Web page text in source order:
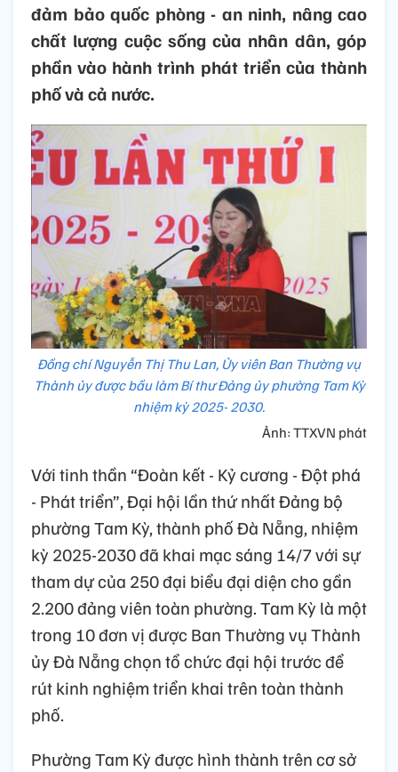
đảm bảo quốc phòng - an ninh, nâng cao
chất lượng cuộc sống của nhân dân, góp
phần vào hành trình phát triển của thành
phố và cả nước.
Đồng chí Nguyễn Thị Thu Lan, Ủy viên Ban Thường vụ
Thành ủy được bầu làm Bí thư Đảng ủy phường Tam Kỳ
nhiệm kỳ 2025- 2030.
Ảnh: TTXVN phát
Với tinh thần “Đoàn kết - Kỷ cương - Đột phá
- Phát triển”, Đại hội lần thứ nhất Đảng bộ
phường Tam Kỳ, thành phố Đà Nẵng, nhiệm
kỳ 2025-2030 đã khai mạc sáng 14/7 với sự
tham dự của 250 đại biểu đại diện cho gần
2.200 đảng viên toàn phường. Tam Kỳ là một
trong 10 đơn vị được Ban Thường vụ Thành
ủy Đà Nẵng chọn tổ chức đại hội trước để
rút kinh nghiệm triển khai trên toàn thành
phố.
Phường Tam Kỳ được hình thành trên cơ sở